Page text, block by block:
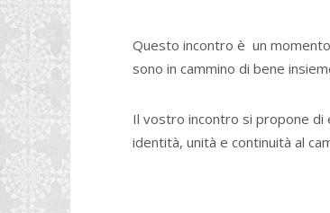
Questo incontro è un
sono in cammino di bene
Il vostro incontro si propone di
identità, unità e continuità al